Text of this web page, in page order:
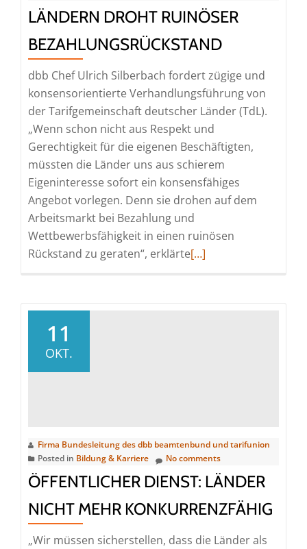
LÄNDERN DROHT RUINÖSER
BEZAHLUNGSRÜCKSTAND
dbb Chef Ulrich Silberbach fordert zügige und
konsensorientierte Verhandlungsführung von
der Tarifgemeinschaft deutscher Länder (TdL).
„Wenn schon nicht aus Respekt und
Gerechtigkeit für die eigenen Beschäftigten,
müssten die Länder uns aus schierem
Eigeninteresse sofort ein konsensfähiges
Angebot vorlegen. Denn sie drohen auf dem
Arbeitsmarkt bei Bezahlung und
Wettbewerbsfähigkeit in einen ruinösen
Rückstand zu geraten“, erklärteRead
[…]
11
OKT.
Firma Bundesleitung des dbb beamtenbund und tarifunion
Posted in Bildung & Karriere No comments
ÖFFENTLICHER DIENST: LÄNDER
NICHT MEHR KONKURRENZFÄHIG
„Wir müssen sicherstellen, dass die Länder als